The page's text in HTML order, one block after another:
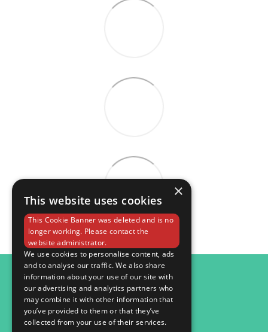
098 984 15 82
Контактна інформація
Повна версія сайту
×
This website uses cookies
This Cookie Banner was deleted and is no
longer working. Please contact the
website administrator.
We use cookies to personalise content, ads
and to analyse our traffic. We also share
information about your use of our site with
our advertising and analytics partners who
may combine it with other information that
you’ve provided to them or that they’ve
collected from your use of their services.